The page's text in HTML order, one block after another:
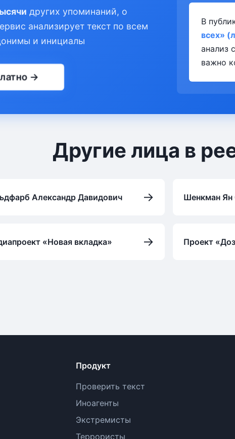
других упоминаний, о
анализирует текст по всем
и инициалы
→
В
всех»
анализ
важно
Другие лица в
Александр Давидович → Шенкман Ян
«Новая вкладка» → Проект
Продукт
Проверить текст
Иноагенты
Экстремисты
Террористы